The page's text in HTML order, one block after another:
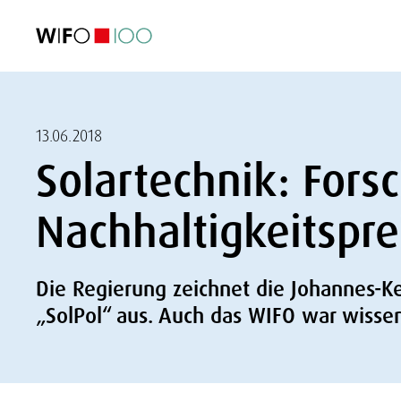
13.06.2018
Solartechnik:
Die Regierung zeichnet die Johannes-
„SolPol“ aus. Auch das WIFO war